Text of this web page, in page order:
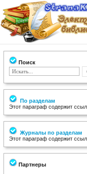
Поиск
По разделам
Этот параграф содержит
Журналы по разделам
Этот параграф содержит
Партнеры